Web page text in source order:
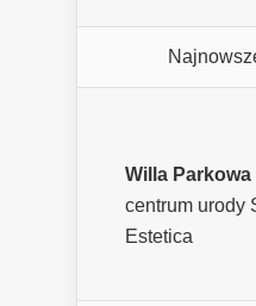
Willa Parkowa
centrum urody
Estetica